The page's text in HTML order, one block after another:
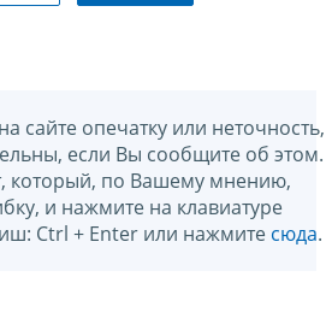
сайте опечатку или неточность,
если Вы сообщите об этом.
который, по Вашему мнению,
и нажмите на клавиатуре
Ctrl + Enter или нажмите сюда.